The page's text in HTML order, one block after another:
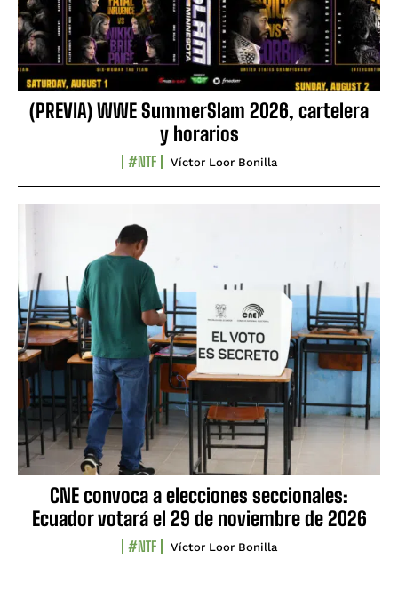
(PREVIA) WWE SummerSlam 2026, cartelera
y horarios
#NTF Víctor Loor Bonilla
CNE convoca a elecciones seccionales:
Ecuador votará el 29 de noviembre de 2026
#NTF Víctor Loor Bonilla